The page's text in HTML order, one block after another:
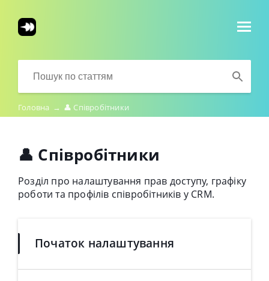
Головна → 👤 Співробітники
👤 Співробітники
Розділ про налаштування прав доступу, графіку
роботи та профілів співробітників у CRM.
Початок налаштування